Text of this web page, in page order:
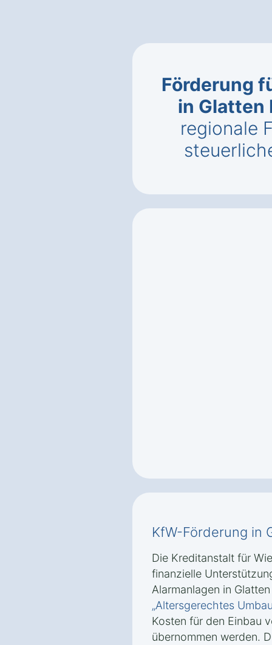
Förderung
in Glatten
regionale
KfW-Förderung in
Die Kreditanstalt für
finanzielle
Alarmanlagen in
„Altersgerechtes
Kosten für den Einbau
übernommen werden.